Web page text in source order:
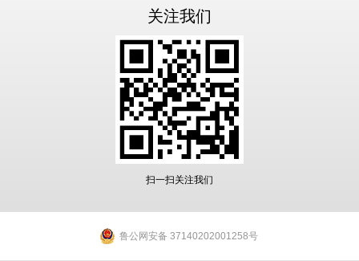
关注我们
扫一扫关注我们
鲁公网安备 37140202001258号